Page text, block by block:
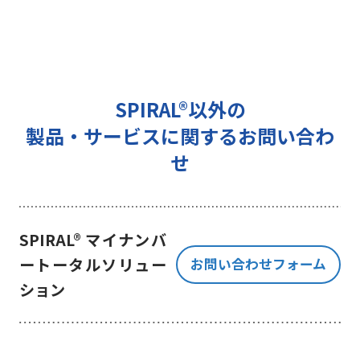
という）に準拠した適切な保護措置
を講じます。
3 個人情報の第三者提供について
き、ご提出いただく個人情報を、貴
はございません。
但し、お客様から同意をいただいた
場合のみ、日本及びアメリカ合衆国
SPIRAL®以外の
製品・サービスに関するお問い合わ
せ
SPIRAL® マイナンバ
ートータルソリュー
ション
お問い合わせフォーム